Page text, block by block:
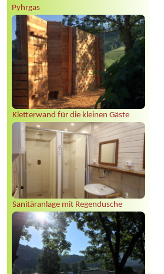
Pyhrgas
Kletterwand für die kleinen Gäste
Sanitäranlage mit Regendusche